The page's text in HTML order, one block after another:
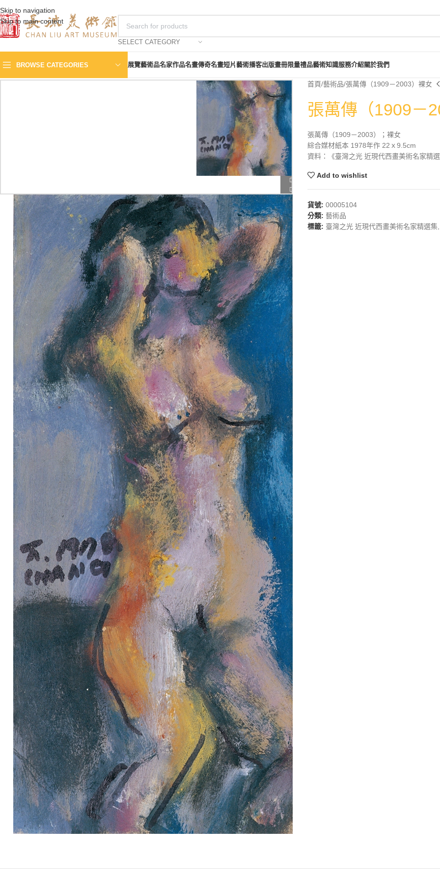
Skip to navigation
Skip to main content
SELECT CATEGORY
BROWSE CATEGORIES 展覽藝術品名家作品名畫傳奇名畫短片藝術播客出版畫冊限量禮品藝術知識服務介紹關於我們
首頁 藝術品 張萬傳（1909－2003）裸女
張萬傳（1909－
張萬傳（1909－2003）；裸女
綜合媒材紙本 1978年作 22ｘ9.5cm
資料：《臺灣之光 近現代西畫美術名家精
Add to wishlist
貨號: 00005104
分類: 藝術品
標籤: 臺灣之光 近現代西畫美術名家精選集,